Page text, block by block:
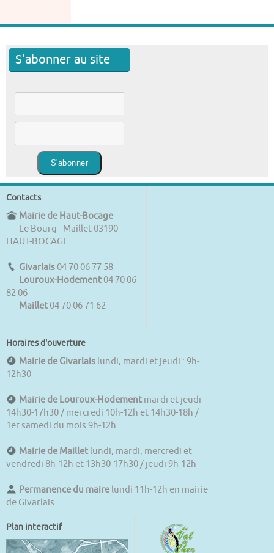
S’abonner au site
Contacts
Mairie de Haut-Bocage
Le Bourg - Maillet 03190
HAUT-BOCAGE
Givarlais 04 70 06 77 58
Louroux-Hodement 04 70 06
82 06
Maillet 04 70 06 71 62
Horaires d'ouverture
Mairie de Givarlais lundi, mardi et jeudi : 9h-
12h30
Mairie de Louroux-Hodement mardi et jeudi
14h30-17h30 / mercredi 10h-12h et 14h30-18h /
1er samedi du mois 9h-12h
Mairie de Maillet lundi, mardi, mercredi et
vendredi 8h-12h et 13h30-17h30 / jeudi 9h-12h
Permanence du maire lundi 11h-12h en mairie
de Givarlais
Plan interactif